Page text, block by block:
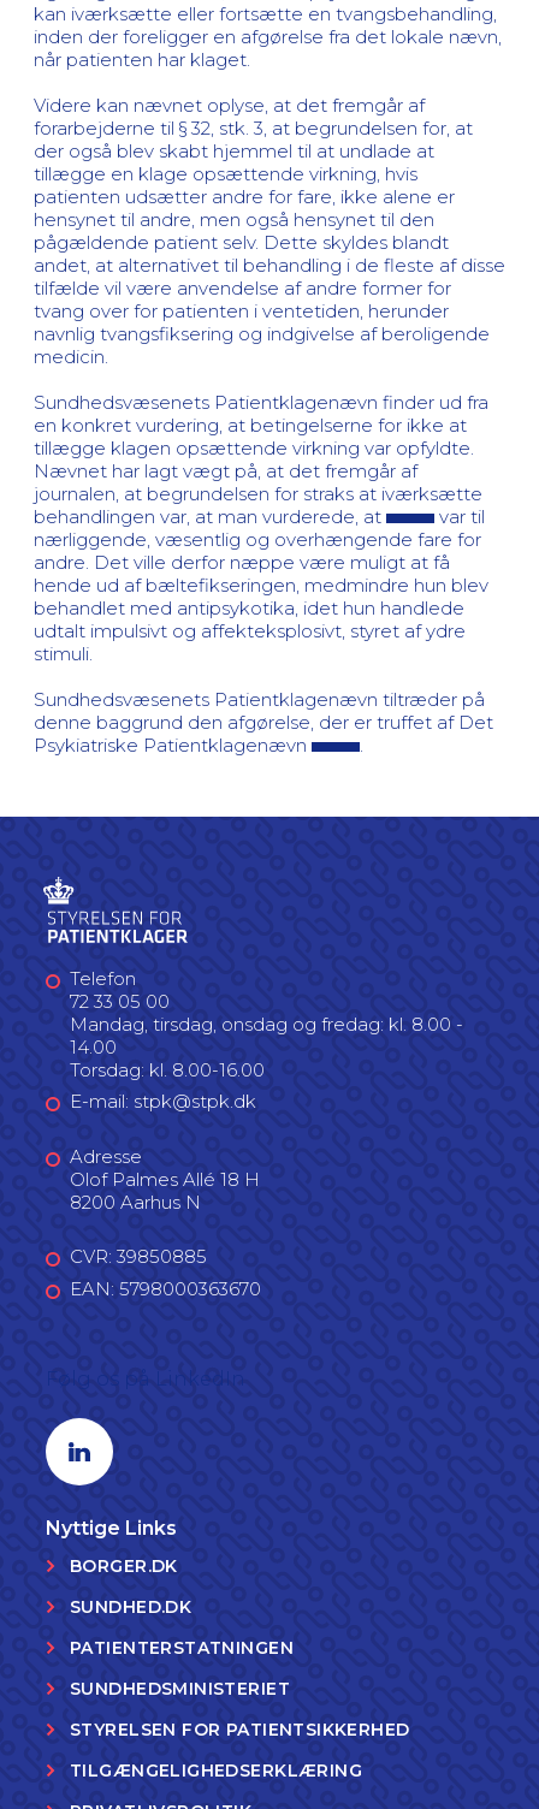
kan iværksætte eller fortsætte en tvangsbehandling,
inden der foreligger en afgørelse fra det lokale nævn,
når patienten har klaget.
Videre kan nævnet oplyse, at det fremgår af
forarbejderne til § 32, stk. 3, at begrundelsen for, at
der også blev skabt hjemmel til at undlade at
tillægge en klage opsættende virkning, hvis
patienten udsætter andre for fare, ikke alene er
hensynet til andre, men også hensynet til den
pågældende patient selv. Dette skyldes blandt
andet, at alternativet til behandling i de fleste af disse
tilfælde vil være anvendelse af andre former for
tvang over for patienten i ventetiden, herunder
navnlig tvangsfiksering og indgivelse af beroligende
medicin.
Sundhedsvæsenets Patientklagenævn finder ud fra
en konkret vurdering, at betingelserne for ikke at
tillægge klagen opsættende virkning var opfyldte.
Nævnet har lagt vægt på, at det fremgår af
journalen, at begrundelsen for straks at iværksætte
behandlingen var, at man vurderede, at
var til
nærliggende, væsentlig og overhængende fare for
andre. Det ville derfor næppe være muligt at få
hende ud af bæltefikseringen, medmindre hun blev
behandlet med antipsykotika, idet hun handlede
udtalt impulsivt og affekteksplosivt, styret af ydre
stimuli.
Sundhedsvæsenets Patientklagenævn tiltræder på
denne baggrund den afgørelse, der er truffet af Det
Psykiatriske Patientklagenævn
Telefon
72 33 05 00
Mandag, tirsdag, onsdag og fredag: kl. 8.00 -
14.00
Torsdag: kl. 8.00-16.00
E-mail: stpk@stpk.dk
Adresse
Olof Palmes Allé 18 H
8200 Aarhus N
CVR: 39850885
EAN: 5798000363670
Linkedin profil
Nyttige Links
BORGER.DK
SUNDHED.DK
PATIENTERSTATNINGEN
SUNDHEDSMINISTERIET
STYRELSEN FOR PATIENTSIKKERHED
TILGÆNGELIGHEDSERKLÆRING